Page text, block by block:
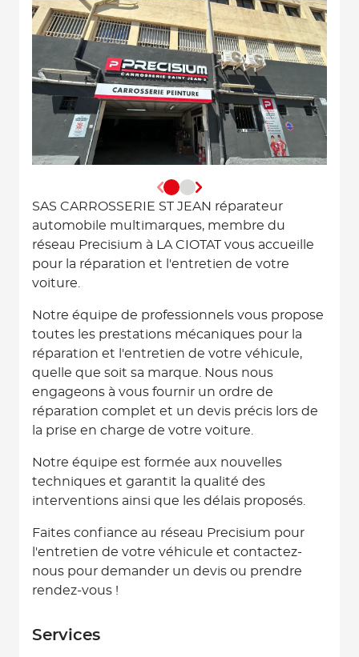
SAS CARROSSERIE ST JEAN réparateur
automobile multimarques, membre du
réseau Precisium à LA CIOTAT vous accueille
pour la réparation et l'entretien de votre
voiture.
Notre équipe de professionnels vous propose
toutes les prestations mécaniques pour la
réparation et l'entretien de votre véhicule,
quelle que soit sa marque. Nous nous
engageons à vous fournir un ordre de
réparation complet et un devis précis lors de
la prise en charge de votre voiture.
Notre équipe est formée aux nouvelles
techniques et garantit la qualité des
interventions ainsi que les délais proposés.
Faites confiance au réseau Precisium pour
l'entretien de votre véhicule et contactez-
nous pour demander un devis ou prendre
rendez-vous !
Services